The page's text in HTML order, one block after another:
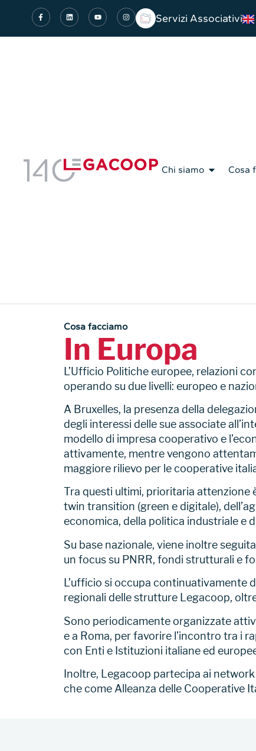
Servizi Associativi
Chi siamo Cosa
Cosa facciamo
In Europa
L’Ufficio Politiche europee, relazioni
operando su due livelli: europeo e
A Bruxelles, la presenza della
degli interessi delle sue associate
modello di impresa cooperativo e
attivamente, mentre vengono
maggiore rilievo per le cooperative
Tra questi ultimi, prioritaria attenzione
twin transition (green e digitale),
economica, della politica industriale e
Su base nazionale, viene inoltre
un focus su PNRR, fondi strutturali e
L’ufficio si occupa continuativamente
regionali delle strutture Legacoop,
Sono periodicamente organizzate
e a Roma, per favorire l’incontro tra i
con Enti e Istituzioni italiane ed
Inoltre, Legacoop partecipa ai
che come Alleanza delle Cooperative